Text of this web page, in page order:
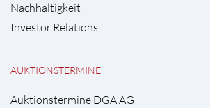
Nachhaltigkeit
Investor Relations
AUKTIONSTERMINE
Auktionstermine DGA AG